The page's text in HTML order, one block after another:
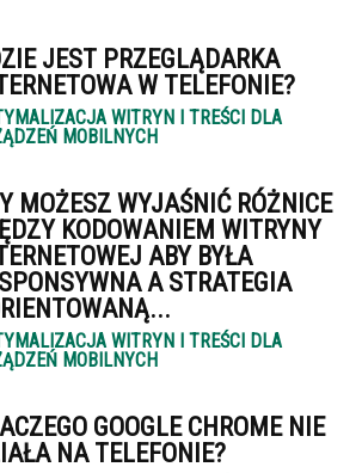
JEST PRZEGLĄDARKA
W TELEFONIE?
WITRYN I TREŚCI DLA
MOBILNYCH
MOŻESZ WYJAŚNIĆ RÓŻNICE
KODOWANIEM WITRYNY
ABY BYŁA
A STRATEGIA
WITRYN I TREŚCI DLA
MOBILNYCH
GOOGLE CHROME NIE
NA TELEFONIE?